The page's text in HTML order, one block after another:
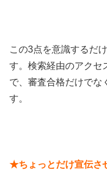
この3点を意識するだ
す。検索経由のアクセ
で、審査合格だけでな
す。
★ちょっとだけ宣伝さ